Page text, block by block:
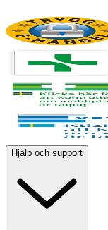
Hjälp och support